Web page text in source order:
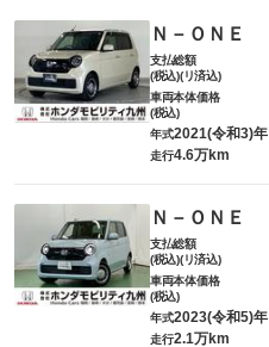
Ｎ－ＯＮＥ
支払総額
(税込)(リ済込)
車両本体価格
(税込)
年式2021(令和3)年
走行4.6万km
Ｎ－ＯＮＥ
支払総額
(税込)(リ済込)
車両本体価格
(税込)
年式2023(令和5)年
走行2.1万km